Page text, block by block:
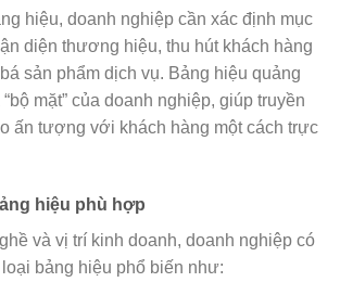
hiệu, doanh nghiệp cần xác định mục
diện thương hiệu, thu hút khách hàng
sản phẩm dịch vụ. Bảng hiệu quảng
mặt” của doanh nghiệp, giúp truyền
ấn tượng với khách hàng một cách trực
hiệu phù hợp
và vị trí kinh doanh, doanh nghiệp có
bảng hiệu phổ biến như: